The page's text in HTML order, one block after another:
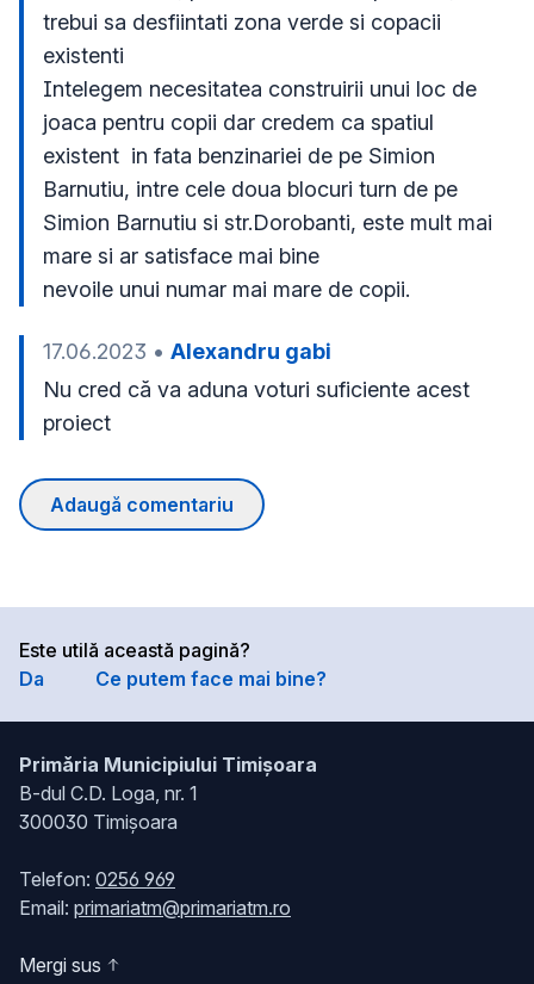
trebui sa desfiintati zona verde si copacii
existenti
Intelegem necesitatea construirii unui loc de
joaca pentru copii dar credem ca spatiul
existent  in fata benzinariei de pe Simion
Barnutiu, intre cele doua blocuri turn de pe
Simion Barnutiu si str.Dorobanti, este mult mai
mare si ar satisface mai bine
17.06.2023 • Alexandru gabi
Nu cred că va aduna voturi suficiente acest
proiect
Adaugă comentariu
Este utilă această pagină?
Da
Ce putem face mai bine?
Primăria Municipiului Timișoara
B-dul C.D. Loga, nr. 1
300030 Timișoara
Telefon: 0256 969
Email: primariatm@primariatm.ro
Mergi sus